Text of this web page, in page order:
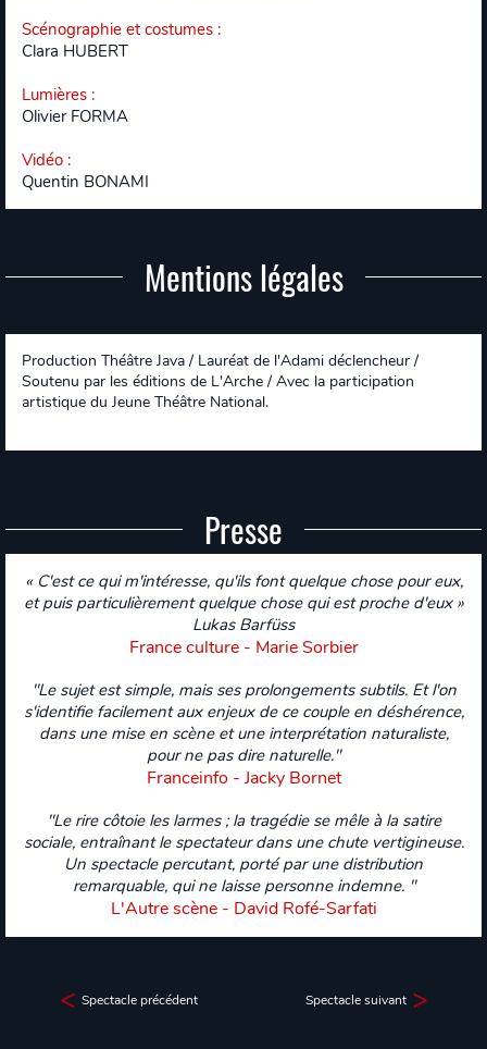
Scénographie et costumes :
Clara HUBERT
Lumières :
Olivier FORMA
Vidéo :
Quentin BONAMI
Mentions légales
Production Théâtre Java / Lauréat de l'Adami déclencheur /
Soutenu par les éditions de L'Arche / Avec la participation
artistique du Jeune Théâtre National.
Presse
« C'est ce qui m'intéresse, qu'ils font quelque chose pour eux,
et puis particulièrement quelque chose qui est proche d'eux »
Lukas Barfüss
France culture - Marie Sorbier
"Le sujet est simple, mais ses prolongements subtils. Et l'on
s'identifie facilement aux enjeux de ce couple en déshérence,
dans une mise en scène et une interprétation naturaliste,
pour ne pas dire naturelle."
Franceinfo - Jacky Bornet
"Le rire côtoie les larmes ; la tragédie se mêle à la satire
sociale, entraînant le spectateur dans une chute vertigineuse.
Un spectacle percutant, porté par une distribution
remarquable, qui ne laisse personne indemne. "
L'Autre scène - David Rofé-Sarfati
Spectacle précédent Spectacle suivant